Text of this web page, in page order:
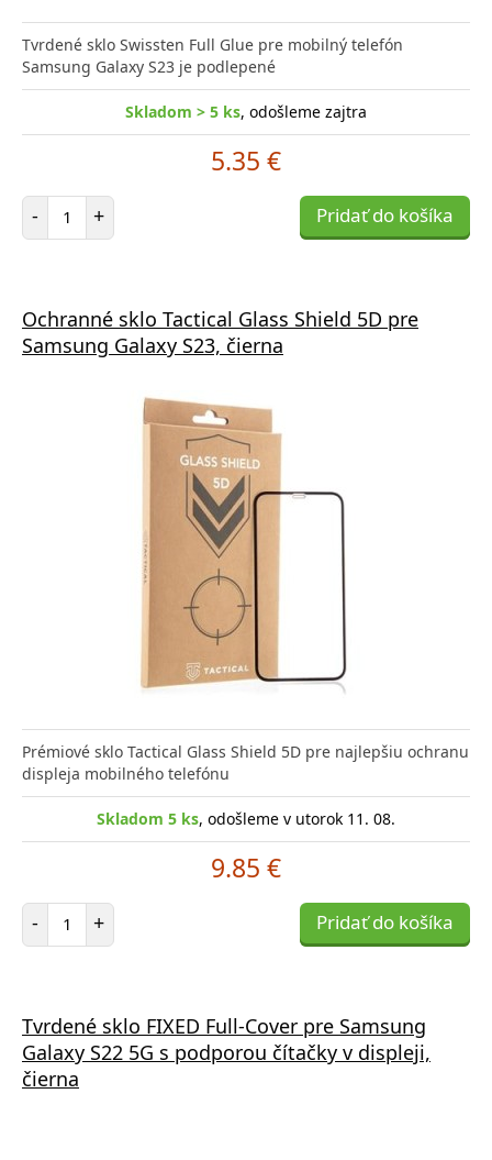
Tvrdené sklo Swissten Full Glue pre mobilný telefón
Samsung Galaxy S23 je podlepené
Skladom > 5 ks, odošleme zajtra
5.35 €
- Počet položiek
+ Pridať do košíka
Ochranné sklo Tactical Glass Shield 5D pre
Samsung Galaxy S23, čierna
Prémiové sklo Tactical Glass Shield 5D pre najlepšiu ochranu
displeja mobilného telefónu
Skladom 5 ks, odošleme v utorok 11. 08.
9.85 €
- Počet položiek
+ Pridať do košíka
Tvrdené sklo FIXED Full-Cover pre Samsung
Galaxy S22 5G s podporou čítačky v displeji,
čierna